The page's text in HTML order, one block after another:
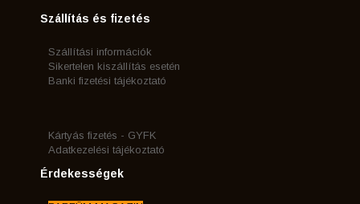
Szállítás és fizetés
Szállítási információk
Sikertelen kiszállítás esetén
Banki fizetési tájékoztató
Kártyás fizetés - GYFK
Adatkezelési tájékoztató
Érdekességek